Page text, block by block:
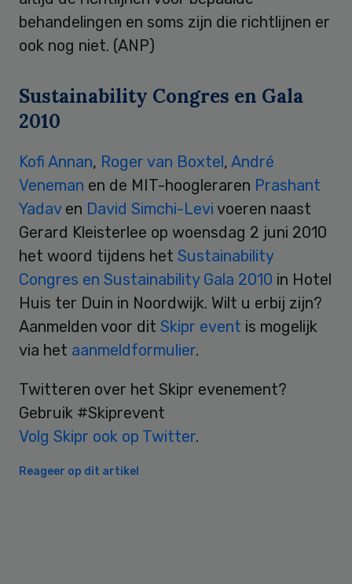
behandelingen en soms zijn die richtlijnen er
ook nog niet. (ANP)
Sustainability Congres en Gala
2010
Kofi Annan, Roger van Boxtel, André
Veneman en de MIT-hoogleraren Prashant
Yadav en David Simchi-Levi voeren naast
Gerard Kleisterlee op woensdag 2 juni 2010
het woord tijdens het Sustainability
Congres en Sustainability Gala 2010 in Hotel
Huis ter Duin in Noordwijk. Wilt u erbij zijn?
Aanmelden voor dit Skipr event is mogelijk
via het aanmeldformulier.
Twitteren over het Skipr evenement?
Gebruik #Skiprevent
Volg Skipr ook op Twitter.
Reageer op dit artikel